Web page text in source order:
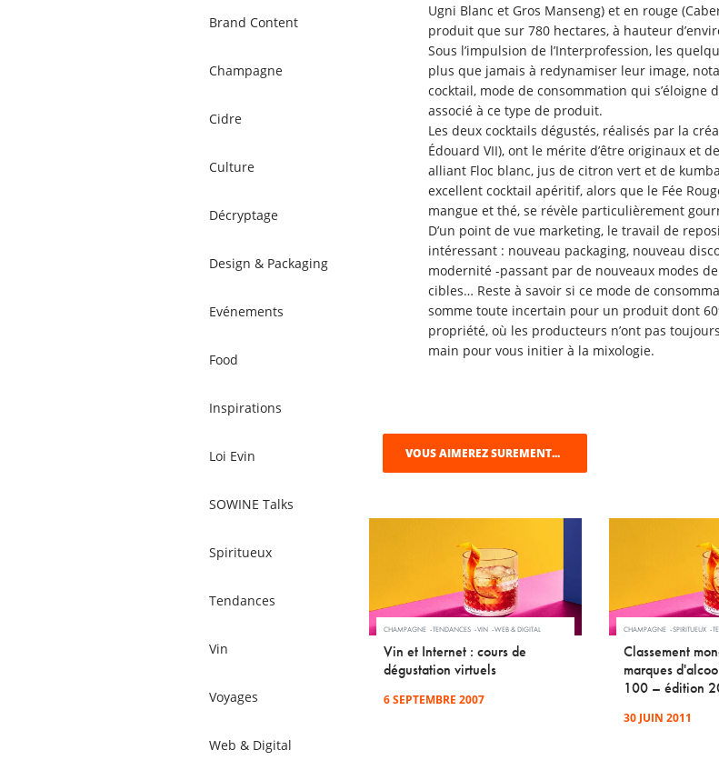
Brand Content
Champagne
Cidre
Culture
Décryptage
Design & Packaging
Evénements
Food
Inspirations
Loi Evin
SOWINE Talks
Spiritueux
Tendances
Vin
Voyages
Web & Digital
Ugni Blanc et Gros Manseng) et en rouge
produit que sur 780 hectares, à hauteur
Sous l’impulsion de l’Interprofession, les
plus que jamais à redynamiser leur image,
cocktail, mode de consommation qui
associé à ce type de produit.
Les deux cocktails dégustés, réalisés par la
Édouard VII), ont le mérite d’être originaux et
alliant Floc blanc, jus de citron vert et de
excellent cocktail apéritif, alors que le Fée
mangue et thé, se révèle particulièrement
D’un point de vue marketing, le travail de
intéressant : nouveau packaging, nouveau
modernité -passant par de nouveaux modes
cibles… Reste à savoir si ce mode de
somme toute incertain pour un produit dont
propriété, où les producteurs n’ont pas
main pour vous initier à la mixologie.
VOUS AIMEREZ SUREMENT...
CHAMPAGNE TENDANCES VIN WEB & DIGITAL
Vin et Internet : cours de
dégustation virtuels
6 SEPTEMBRE 2007
CHAMPAGNE SPIRITUEUX
Classement
marques
100 – édition
30 JUIN 2011